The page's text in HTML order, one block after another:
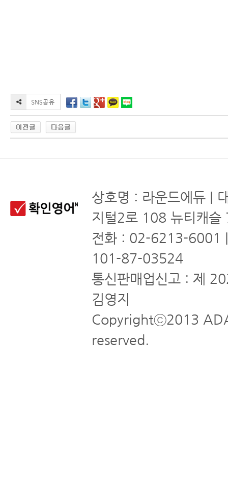
상호명 : 라운드에듀 |
지털2로 108 뉴티캐슬
전화 : 02-6213-6001
101-87-03524
통신판매업신고 : 제
김영지
Copyrightⓒ2013
reserved.